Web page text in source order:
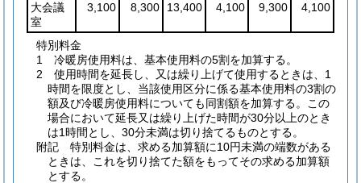
大会議
室
3,100 8,300 13,400 4,100 9,300 4,100
特別料金
1 冷暖房使用料は、基本使用料の5割を加算する。
2 使用時間を延長し、又は繰り上げて使用するときは、1
時間を限度とし、当該使用区分に係る基本使用料の3割の
額及び冷暖房使用料についても同割額を加算する。この
場合において延長又は繰り上げた時間が30分以上のとき
は1時間とし、30分未満は切り捨てるものとする。
附記 特別料金は、求める加算額に10円未満の端数がある
ときは、これを切り捨てた額をもってその求める加算額
とする。